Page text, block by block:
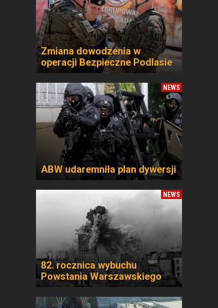
Zmiana dowodzenia w
operacji Bezpieczne Podlasie
NEWS
ABW udaremniła plan dywersji
NEWS
82. rocznica wybuchu
Powstania Warszawskiego